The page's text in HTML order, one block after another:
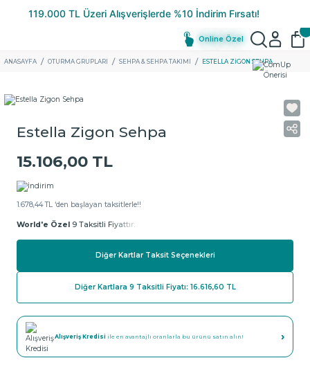
Online Özel
ANASAYFA OTURMA GRUPLARI SEHPA & SEHPA TAKIMI ESTELLA ZIGON SEHPA
Estella Zigon Sehpa
15.106,00 TL
1.678,44 TL ‘den başlayan taksitlerle!!
World'e Özel 9 Taksitli Fiyattır.
Diğer Kartlar Taksit Seçenekleri
Diğer Kartlara 9 Taksitli Fiyatı: 16.616,60 TL
Alışveriş Kredisi ile en avantajlı oranlarla bu ürünü satın alın! ›